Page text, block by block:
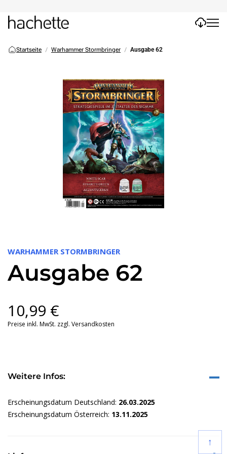
Startseite Warhammer Stormbringer Ausgabe 62
WARHAMMER STORMBRINGER
Ausgabe 62
10,99 €
Preise inkl. MwSt. zzgl. Versandkosten
Weitere Infos:
Erscheinungsdatum Deutschland: 26.03.2025
Erscheinungsdatum Österreich: 13.11.2025
↑